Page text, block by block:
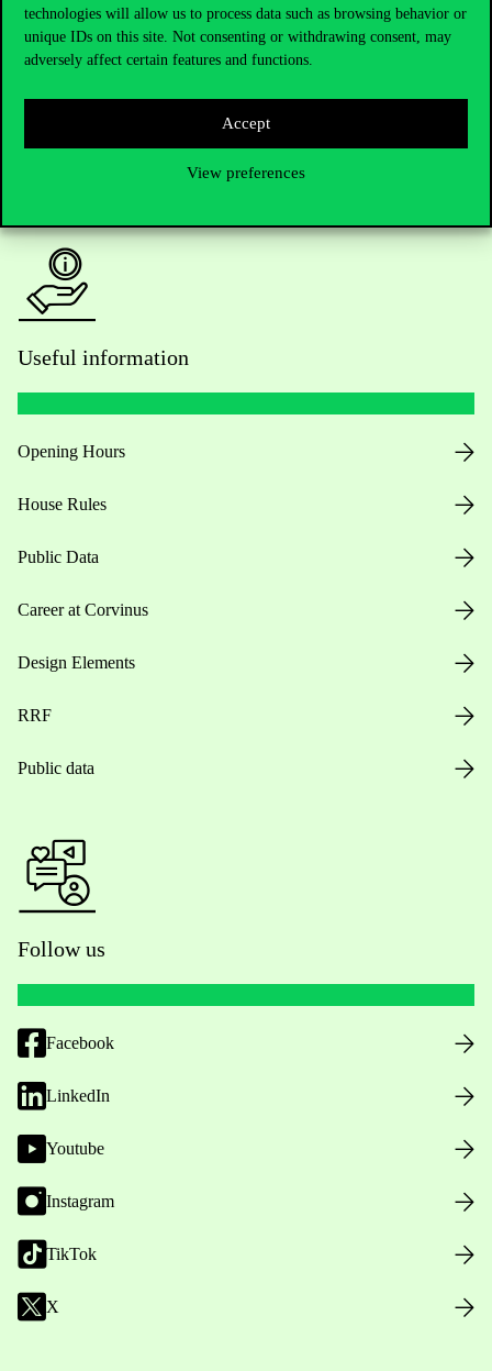
technologies will allow us to process data such as browsing behavior or
unique IDs on this site. Not consenting or withdrawing consent, may
adversely affect certain features and functions.
Accept
View preferences
Do you have questions about the admissions?
Academic Contacts
press@uni-corvinus.hu
Useful information
Opening Hours
House Rules
Public Data
Career at Corvinus
Design Elements
RRF
Public data
Follow us
Facebook
LinkedIn
Youtube
Instagram
TikTok
X